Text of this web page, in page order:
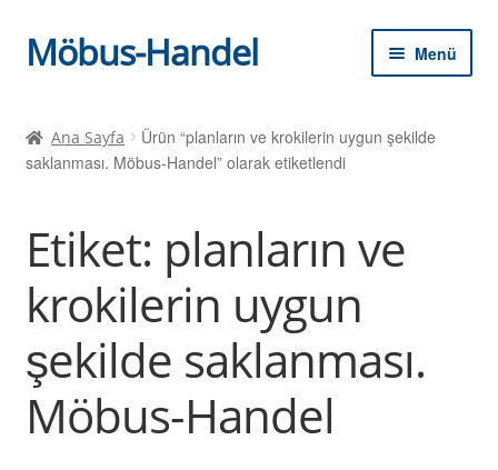
Dolaşıma
geç
İçeriğe
geç
Möbus-Handel Menü
Haberler
alışveriş kartı
yazar kasa
Ana Sayfa
Ürün “planların ve krokilerin uygun şekilde
saklanması. Möbus-Handel” olarak etiketlendi
Etiket: planların ve
krokilerin uygun
şekilde saklanması.
Möbus-Handel